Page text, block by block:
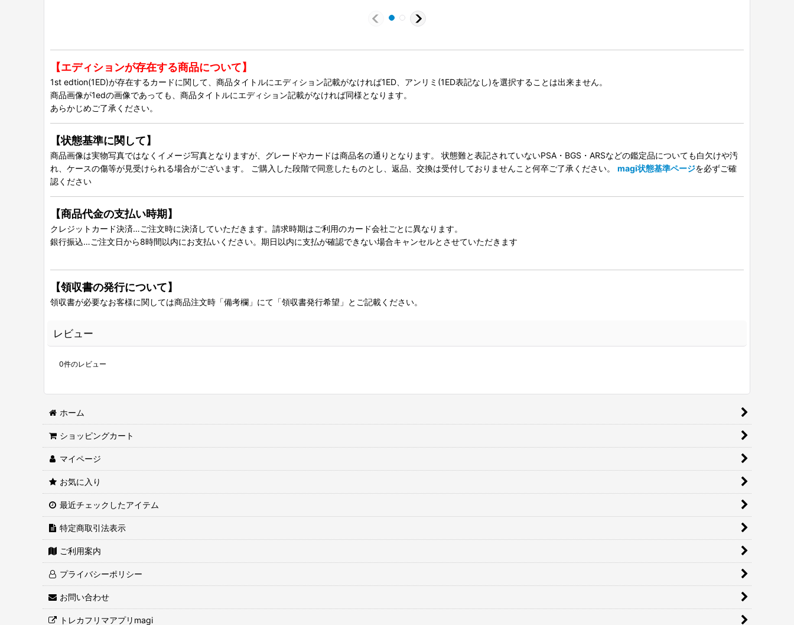
【エディションが存在する商品について】
1st edtion(1ED)が存在するカードに関して、商品タイトルにエディション記載がなければ1ED、アンリミ(1ED表記なし)を選択することは出来ません。
商品画像が1edの画像であっても、商品タイトルにエディション記載がなければ同様となります。
あらかじめご了承ください。
【状態基準に関して】
商品画像は実物写真ではなくイメージ写真となりますが、グレードやカードは商品名の通りとなります。 状態難と表記されていないPSA・BGS・ARSなどの鑑定品についても白欠けや汚
れ、ケースの傷等が見受けられる場合がございます。 ご購入した段階で同意したものとし、返品、交換は受付しておりませんこと何卒ご了承ください。 magi状態基準ページを必ずご確
認ください
【商品代金の支払い時期】
クレジットカード決済…ご注文時に決済していただきます。請求時期はご利用のカード会社ごとに異なります。
銀行振込…ご注文日から8時間以内にお支払いください。期日以内に支払が確認できない場合キャンセルとさせていただきます
【領収書の発行について】
領収書が必要なお客様に関しては商品注文時「備考欄」にて「領収書発行希望」とご記載ください。
レビュー
0件のレビュー
ホーム
ショッピングカート
マイページ
お気に入り
最近チェックしたアイテム
特定商取引法表示
ご利用案内
プライバシーポリシー
お問い合わせ
トレカフリマアプリmagi